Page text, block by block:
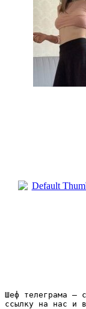
Шеф телеграма –
ссылку на нас и